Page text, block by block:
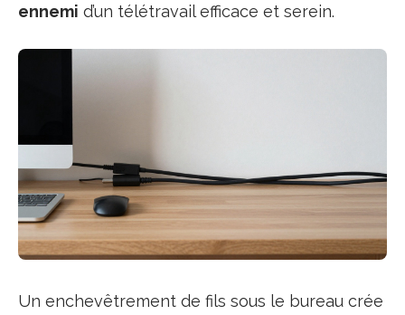
ennemi d’un télétravail efficace et serein.
Un enchevêtrement de fils sous le bureau crée